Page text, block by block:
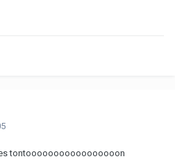
tontooooooooooooooooon